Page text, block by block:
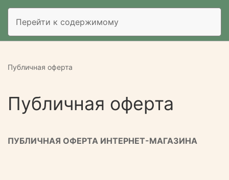
Перейти к содержимому
Публичная оферта
Публичная оферта
ПУБЛИЧНАЯ ОФЕРТА ИНТЕРНЕТ-МАГАЗИНА